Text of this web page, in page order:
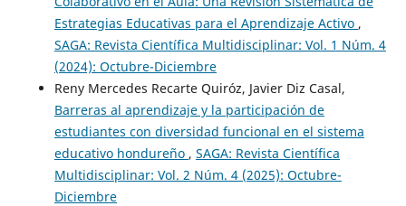
Estrategias Educativas para el Aprendizaje Activo ,
SAGA: Revista Científica Multidisciplinar: Vol. 1 Núm. 4
(2024): Octubre-Diciembre
Reny Mercedes Recarte Quiróz, Javier Diz Casal,
Barreras al aprendizaje y la participación de
estudiantes con diversidad funcional en el sistema
educativo hondureño , SAGA: Revista Científica
Multidisciplinar: Vol. 2 Núm. 4 (2025): Octubre-
Diciembre